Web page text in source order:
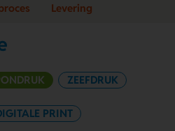
Levering
ZEEFDRUK
PRINT